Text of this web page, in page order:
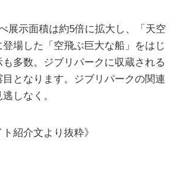
展示面積は約5倍に拡大し、「天空
場した「空飛ぶ巨大な船」をはじ
多数。ジブリパークに収蔵される
となります。ジブリパークの関連
しなく。
紹介文より抜粋》